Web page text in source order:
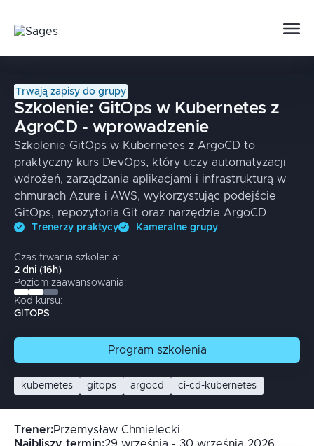
Trwają zapisy do grupy
Szkolenie: GitOps w Kubernetes z
AgroCD - wprowadzenie
Szkolenie GitOps w Kubernetes z ArgoCD to
praktyczny kurs DevOps, który uczy automatyzacji
wdrożeń, zarządzania aplikacjami i infrastrukturą w
chmurach Azure i AWS, wykorzystując podejście
GitOps, repozytoria Git oraz narzędzie ArgoCD
Trenerzy praktycy Kameralne grupy
Czas trwania szkolenia:
2 dni (16 h)
Poziom zaawansowania:
Kod kursu:
GITOPS
Program szkolenia
kubernetes gitops argocd ci-cd-kubernetes
Trener:Przemysław Chmielecki